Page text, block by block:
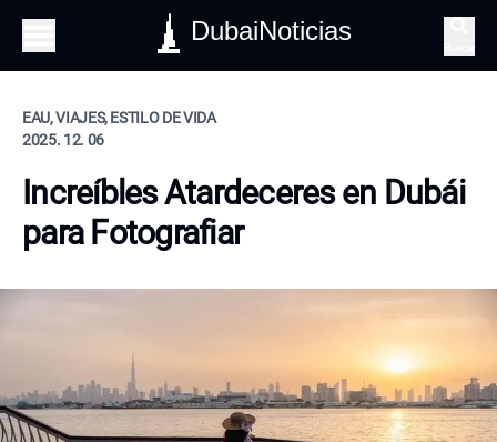
DubaiNoticias
EAU, VIAJES, ESTILO DE VIDA
2025. 12. 06
Increíbles Atardeceres en Dubái
para Fotografiar